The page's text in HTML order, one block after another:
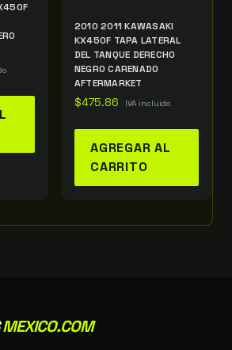
2010 2011 KAWASAKI
KX450F TAPA LATERAL
DEL TANQUE DERECHO
NEGRO CARENADO
AFTERMARKET
$475.86 IVA incluido
AGREGAR AL
CARRITO
MEXICO.COM